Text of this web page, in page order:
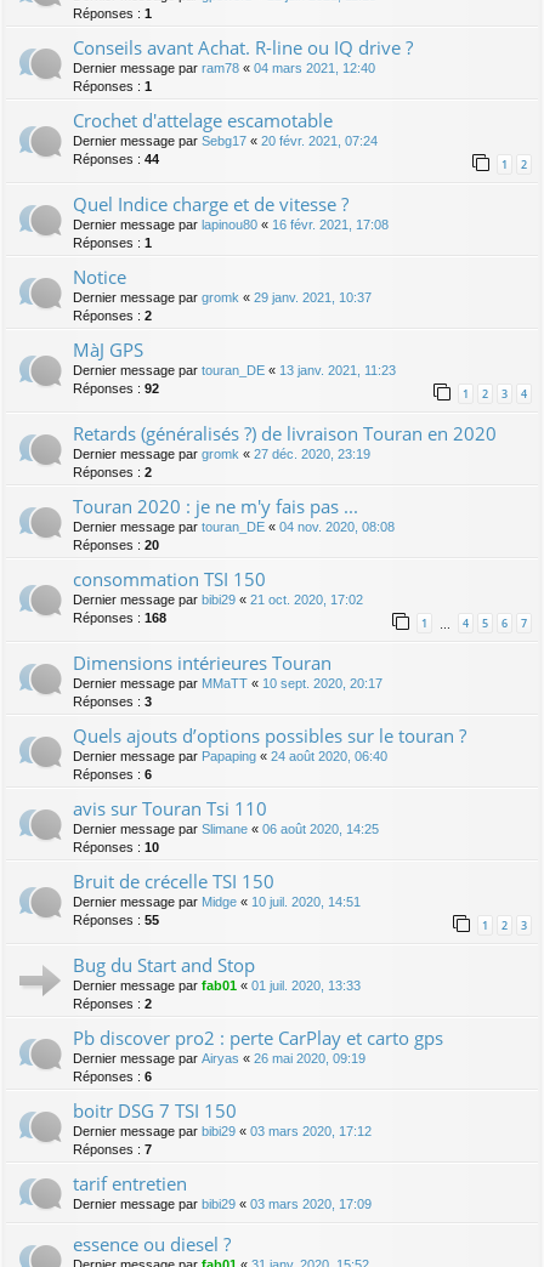
Réponses : 1
Conseils avant Achat. R-line ou IQ drive ?
Dernier message par ram78 « 04 mars 2021, 12:40
Réponses : 1
Crochet d'attelage escamotable
Dernier message par Sebg17 « 20 févr. 2021, 07:24
Réponses : 44 1 2
Quel Indice charge et de vitesse ?
Dernier message par lapinou80 « 16 févr. 2021, 17:08
Réponses : 1
Notice
Dernier message par gromk « 29 janv. 2021, 10:37
Réponses : 2
MàJ GPS
Dernier message par touran_DE « 13 janv. 2021, 11:23
Réponses : 92 1 2 3 4
Retards (généralisés ?) de livraison Touran en 2020
Dernier message par gromk « 27 déc. 2020, 23:19
Réponses : 2
Touran 2020 : je ne m'y fais pas ...
Dernier message par touran_DE « 04 nov. 2020, 08:08
Réponses : 20
consommation TSI 150
Dernier message par bibi29 « 21 oct. 2020, 17:02
Réponses : 168 1 4 5 6 7
Dimensions intérieures Touran
Dernier message par MMaTT « 10 sept. 2020, 20:17
Réponses : 3
Quels ajouts d’options possibles sur le touran ?
Dernier message par Papaping « 24 août 2020, 06:40
Réponses : 6
avis sur Touran Tsi 110
Dernier message par Slimane « 06 août 2020, 14:25
Réponses : 10
Bruit de crécelle TSI 150
Dernier message par Midge « 10 juil. 2020, 14:51
Réponses : 55 1 2 3
Bug du Start and Stop
Dernier message par fab01 « 01 juil. 2020, 13:33
Réponses : 2
Pb discover pro2 : perte CarPlay et carto gps
Dernier message par Airyas « 26 mai 2020, 09:19
Réponses : 6
boitr DSG 7 TSI 150
Dernier message par bibi29 « 03 mars 2020, 17:12
Réponses : 7
tarif entretien
Dernier message par bibi29 « 03 mars 2020, 17:09
essence ou diesel ?